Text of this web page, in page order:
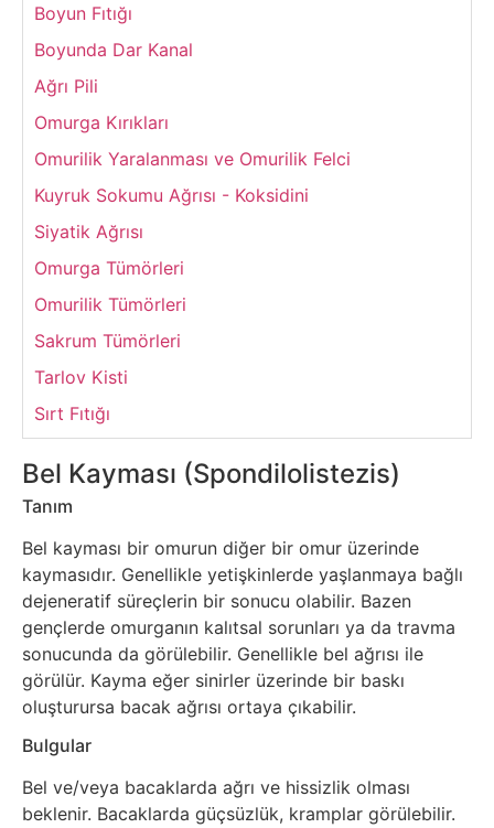
Boyun Fıtığı
Boyunda Dar Kanal
Ağrı Pili
Omurga Kırıkları
Omurilik Yaralanması ve Omurilik Felci
Kuyruk Sokumu Ağrısı - Koksidini
Siyatik Ağrısı
Omurga Tümörleri
Omurilik Tümörleri
Sakrum Tümörleri
Tarlov Kisti
Sırt Fıtığı
Bel Kayması (Spondilolistezis)
Tanım
Bel kayması bir omurun diğer bir omur üzerinde
kaymasıdır. Genellikle yetişkinlerde yaşlanmaya bağlı
dejeneratif süreçlerin bir sonucu olabilir. Bazen
gençlerde omurganın kalıtsal sorunları ya da travma
sonucunda da görülebilir. Genellikle bel ağrısı ile
görülür. Kayma eğer sinirler üzerinde bir baskı
oluşturursa bacak ağrısı ortaya çıkabilir.
Bulgular
Bel ve/veya bacaklarda ağrı ve hissizlik olması
beklenir. Bacaklarda güçsüzlük, kramplar görülebilir.